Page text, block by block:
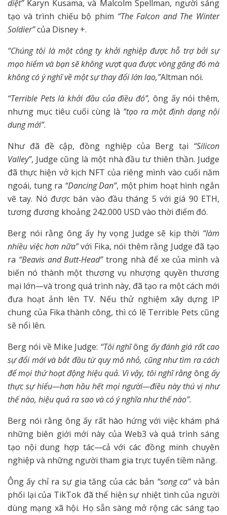
diệt”Karyn Kusama, và Malcolm Spellman, người sáng
tạo và trình chiếu bộ phim “The Falcon and The Winter
Soldier”của Disney +.
“Chúng tôi là một công ty khởi nghiệp được hỗ trợ bởi sự
mạo hiểm và bạn sẽ không vượt qua được vòng găng đó mà
không có ý nghĩ về một sự thay đổi lớn lao,”Altman nói.
“Terrible Pets là khởi đầu của điều đó”, ông ấy nói thêm,
nhưng mục tiêu cuối cùng là “tạo ra một định dạng nội
dung mới”.
Như đã đề cập, đồng nghiệp của Berg tại “Silicon
Valley”, Judge cũng là một nhà đầu tư thiên thần. Judge
đã thực hiện vở kịch NFT của riêng mình vào cuối năm
ngoái, tung ra “Dancing Dan”, một phim hoạt hình ngắn
vẽ tay. Nó được bán vào đầu tháng 5 với giá 90 ETH,
tương đương khoảng 242.000 USD vào thời điểm đó.
Berg nói rằng ông ấy hy vọng Judge sẽ kịp thời “làm
nhiều việc hơn nữa”với Fika, nói thêm rằng Judge đã tạo
ra “Beavis and Butt-Head”trong nhà để xe của mình và
biến nó thành một thương vụ nhượng quyền thương
mại lớn—và trong quá trình này, đã tạo ra một cách mới
đưa hoạt ảnh lên TV. Nếu thử nghiệm xây dựng IP
chung của Fika thành công, thì có lẽ Terrible Pets cũng
sẽ nổi lên.
Berg nói về Mike Judge: “Tôi nghĩông ấy đánh giá rất cao
sự đổi mới và bắt đầu từ quy mô nhỏ, cũng như tìm ra cách
để mọi thứ hoạt động hiệu quả. Vì vậy, tôi nghĩ rằngôngấy
thực sự hiểu—hơn hầu hết mọi người—điều này thú vị như
thế nào, hiệu quả ra sao và có ý nghĩa như thế nào”.
Berg nói rằng ông ấy rất hào hứng với việc khám phá
những biên giới mới này của Web3 và quá trình sáng
tạo nội dung hợp tác—cả với các đồng minh chuyên
nghiệp và những người tham gia trực tuyến tiềm năng.
Ông ấy chỉ ra sự gia tăng của các bản “song ca” và bản
phối lại của TikTok đã thể hiện sự nhiệt tình của người
dùng mạng xã hội. Họ sẵn sàng mở rộng các sáng tạo